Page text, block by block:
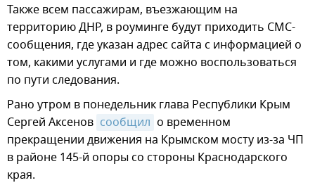
Также всем пассажирам, въезжающим на
территорию ДНР, в роуминге будут приходить СМС-
сообщения, где указан адрес сайта с информацией о
том, какими услугами и где можно воспользоваться
по пути следования.
Рано утром в понедельник глава Республики Крым
Сергей Аксенов сообщил о временном
прекращении движения на Крымском мосту из-за ЧП
в районе 145-й опоры со стороны Краснодарского
края.